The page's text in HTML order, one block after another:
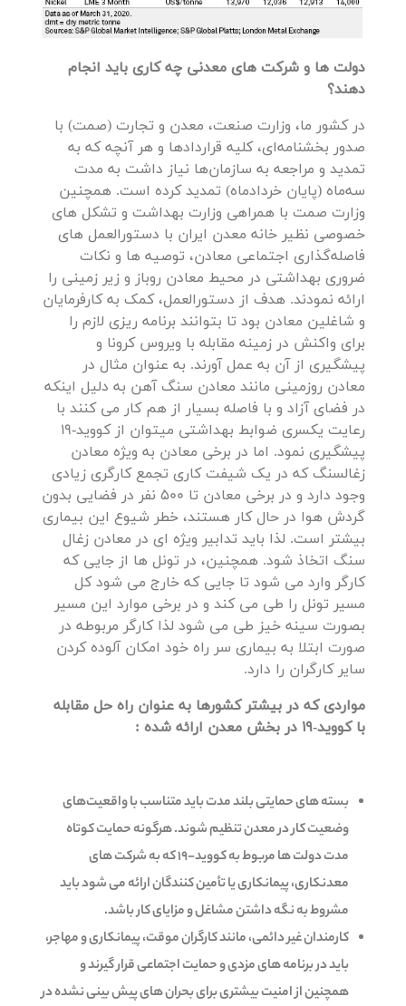
دولت ها و شرکت های معدنی چه کاری باید انجام
دهند؟
در کشور ما، وزارت صنعت، معدن و تجارت (صمت) با
صدور بخشنامه‌ای، کلیه قراردادها و هر آنچه که به
تمدید و مراجعه به سازمان‌ها نیاز داشت به مدت
سه‌ماه (پایان خردادماه) تمدید کرده است. همچنین
وزارت صمت با همراهی وزارت بهداشت و تشکل های
خصوصی نظیر خانه معدن ایران با دستورالعمل های
فاصله‌گذاری اجتماعی معادن، توصیه ها و نکات
ضروری بهداشتی در محیط معادن روباز و زیر زمینی را
ارائه نمودند. هدف از دستورالعمل، کمک به کارفرمایان
و شاغلین معادن بود تا بتوانند برنامه ریزی لازم را
برای واکنش در زمینه مقابله با ویروس کرونا و
پیشگیری از آن به عمل آورند. به عنوان مثال در
معادن روزمینی مانند معادن سنگ آهن به دلیل اینکه
در فضای آزاد و با فاصله بسیار از هم کار می کنند با
رعایت یکسری ضوابط بهداشتی میتوان از کووید-19
پیشگیری نمود. اما در برخی معادن به ویژه معادن
زغالسنگ که در یک شیفت کاری تجمع کارگری زیادی
وجود دارد و در برخی معادن تا 500 نفر در فضایی بدون
گردش هوا در حال کار هستند، خطر شیوع این بیماری
بیشتر است. لذا باید تدابیر ویژه ای در معادن زغال
سنگ اتخاذ شود. همچنین، در تونل ها از جایی که
کارگر وارد می شود تا جایی که خارج می شود کل
مسیر تونل را طی می کند و در برخی موارد این مسیر
بصورت سینه خیز طی می شود لذا کارگر مربوطه در
صورت ابتلا به بیماری سر راه خود امکان آلوده کردن
سایر کارگران را دارد.
مواردی که در بیشتر کشورها به عنوان راه حل مقابله
با کووید-19 در بخش معدن ارائه شده :
بسته های حمایتی بلند مدت باید متناسب با واقعیت‌های
وضعیت کار در معدن تنظیم شوند. هرگونه حمایت کوتاه
مدت دولت ها مربوط به کووید-19 که به شرکت های
معدنکاری، پیمانکاری یا تأمین کنندگان ارائه می شود باید
مشروط به نگه داشتن مشاغل و مزایای کار باشد.
کارمندان غیر دائمی، مانند کارگران موقت، پیمانکاری و مهاجر،
باید در برنامه های مزدی و حمایت اجتماعی قرار گیرند و
همچنین از امنیت بیشتری برای بحران های پیش بینی نشده در